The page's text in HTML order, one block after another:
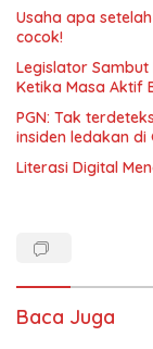
Usaha apa
cocok!
Legislator Sambut
Ketika Masa Aktif
PGN: Tak
insiden ledakan di
Literasi Digital
Baca Juga